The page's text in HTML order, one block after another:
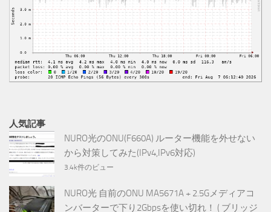
人気記事
NURO光のONU(F660A) ルーター機能を外せない
から対策してみた(IPv4,IPv6対応)
3.4k件のビュー
NURO光 自前のONU MA5671A + 2.5Gメディアコ
ンバーターで下り2Gbpsを使い切れ！ ( ブリッジ